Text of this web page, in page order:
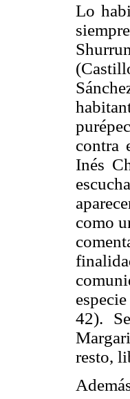
Lo
contra
Inés
como
42).
resto,